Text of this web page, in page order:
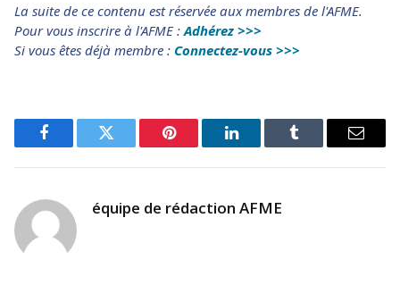
La suite de ce contenu est réservée aux membres de l'AFME.
Pour vous inscrire à l'AFME :Adhérez >>>
Si vous êtes déjà membre : Connectez-vous >>>
FacebookTwitter Pinterest LinkedIn Tumblr Email
équipe de rédaction AFME